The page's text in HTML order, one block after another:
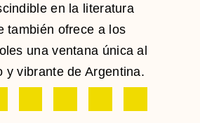
en la literatura
también ofrece a los
una ventana única al
y vibrante de Argentina.